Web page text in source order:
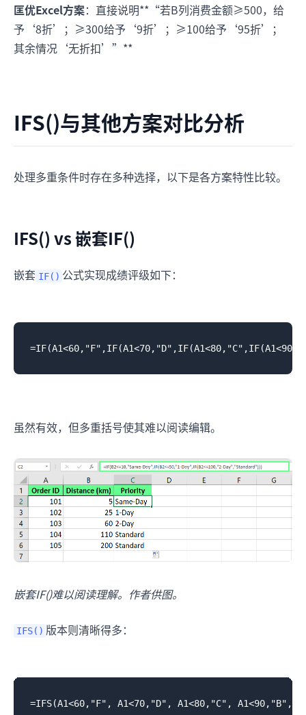
匡优Excel方案：直接说明**“若B列消费金额≥500，给
予‘8折’；≥300给予‘9折’；≥100给予‘95折’；
其余情况‘无折扣’”**
IFS()与其他方案对比分析
处理多重条件时存在多种选择，以下是各方案特性比较。
IFS() vs 嵌套IF()
嵌套 IF() 公式实现成绩评级如下：
虽然有效，但多重括号使其难以阅读编辑。
嵌套IF()难以阅读理解。作者供图。
IFS() 版本则清晰得多：